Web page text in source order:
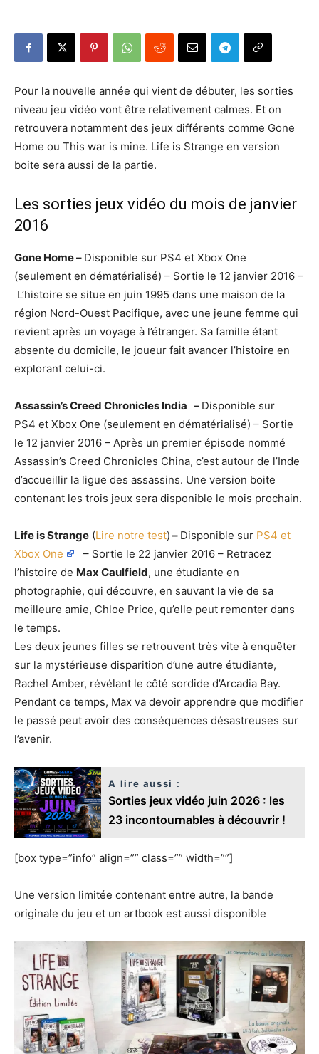
Pour la nouvelle année qui vient de débuter, les sorties
niveau jeu vidéo vont être relativement calmes. Et on
retrouvera notamment des jeux différents comme Gone
Home ou This war is mine. Life is Strange en version
boite sera aussi de la partie.
Les sorties jeux vidéo du mois de janvier
2016
Gone Home– Disponible sur PS4 et Xbox One
(seulement en dématérialisé) – Sortie le 12 janvier 2016 –
L’histoire se situe en juin 1995 dans une maison de la
région Nord-Ouest Pacifique, avec une jeune femme qui
revient après un voyage à l’étranger. Sa famille étant
absente du domicile, le joueur fait avancer l’histoire en
explorant celui-ci.
Assassin’s Creed Chronicles India – Disponible sur
PS4 et Xbox One (seulement en dématérialisé) – Sortie
le 12 janvier 2016 – Après un premier épisode nommé
Assassin’s Creed Chronicles China, c’est autour de l’Inde
d’accueillir la ligue des assassins. Une version boite
contenant les trois jeux sera disponible le mois prochain.
Life is Strange (Lire notre test) – Disponible sur PS4 et
Xbox One
– Sortie le 22 janvier 2016 – Retracez
l’histoire de Max Caulfield, une étudiante en
photographie, qui découvre, en sauvant la vie de sa
meilleure amie, Chloe Price, qu’elle peut remonter dans
le temps.
Les deux jeunes filles se retrouvent très vite à enquêter
sur la mystérieuse disparition d’une autre étudiante,
Rachel Amber, révélant le côté sordide d’Arcadia Bay.
Pendant ce temps, Max va devoir apprendre que modifier
le passé peut avoir des conséquences désastreuses sur
l’avenir.
A lire aussi :
Sorties jeux vidéo juin 2026 : les
23 incontournables à découvrir !
[box type=”info” align=”” class=”” width=””]
Une version limitée contenant entre autre, la bande
originale du jeu et un artbook est aussi disponible